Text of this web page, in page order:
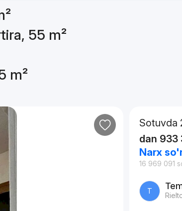
55 m²
m²
Sotuvda
dan 933
Narx
16 969 091
T